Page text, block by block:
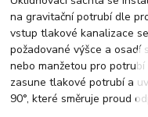
na gravitační potrubí dle
vstup tlakové kanalizace
požadované výšce a osadí
nebo manžetou pro
zasune tlakové potrubí a
90°, které směruje proud